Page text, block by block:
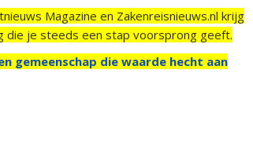
Magazine en Zakenreisnieuws.nl krijg
die je steeds een stap voorsprong geeft.
gemeenschap die waarde hecht aan